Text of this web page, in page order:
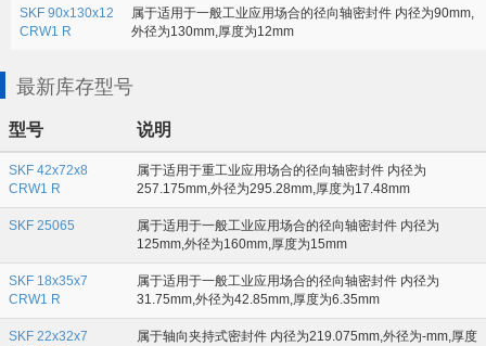
SKF 90x130x12
CRW1 R
属于适用于一般工业应用场合的径向轴密封件 内径为90mm,
外径为130mm,厚度为12mm
最新库存型号
型号 说明
SKF 42x72x8
CRW1 R
属于适用于重工业应用场合的径向轴密封件 内径为
257.175mm,外径为295.28mm,厚度为17.48mm
SKF 25065
属于适用于一般工业应用场合的径向轴密封件 内径为
125mm,外径为160mm,厚度为15mm
SKF 18x35x7
CRW1 R
属于适用于一般工业应用场合的径向轴密封件 内径为
31.75mm,外径为42.85mm,厚度为6.35mm
SKF 22x32x7
属于轴向夹持式密封件 内径为219.075mm,外径为-mm,厚度